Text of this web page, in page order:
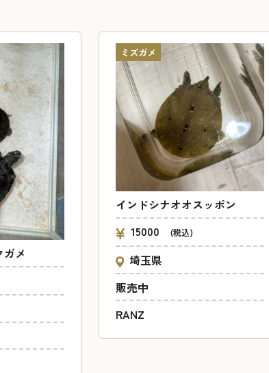
メ
ミズガメ
インドシナオオスッポン
15000
(税込)
埼玉県
販売中
RANZ